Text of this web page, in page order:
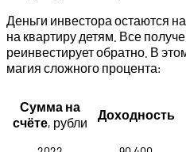
Деньги инвестора остаются
на квартиру детям. Все
реинвестирует обратно. В
магия сложного процента:
Сумма на
счёте, рубли
Доходность